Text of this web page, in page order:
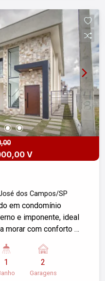
V
dos Campos/SP
em condomínio
e imponente, ideal
morar com conforto e
Área do
tela
1 2
Garagens